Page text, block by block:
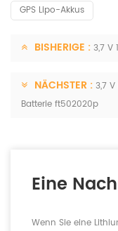
GPS Lipo-Akkus
BISHERIGE : 3,7 V
NÄCHSTER : 3,7
Batterie ft502020p
Eine
Wenn Sie eine